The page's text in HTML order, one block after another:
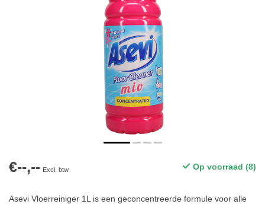
€--,-- Excl. btw Op voorraad (8)
Asevi Vloerreiniger 1L is een geconcentreerde formule voor alle